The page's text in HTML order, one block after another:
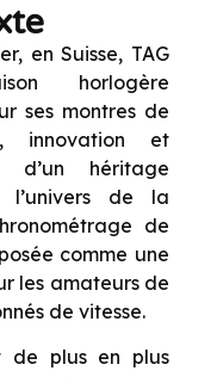
en Suisse, TAG
horlogère
ses montres de
innovation et
d’un héritage
l’univers de la
de
comme une
les amateurs de
de vitesse.
de plus en plus